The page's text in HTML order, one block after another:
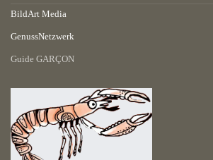
BildArt Media
GenussNetzwerk
Guide GARÇON